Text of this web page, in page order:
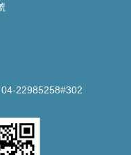
22985258#302